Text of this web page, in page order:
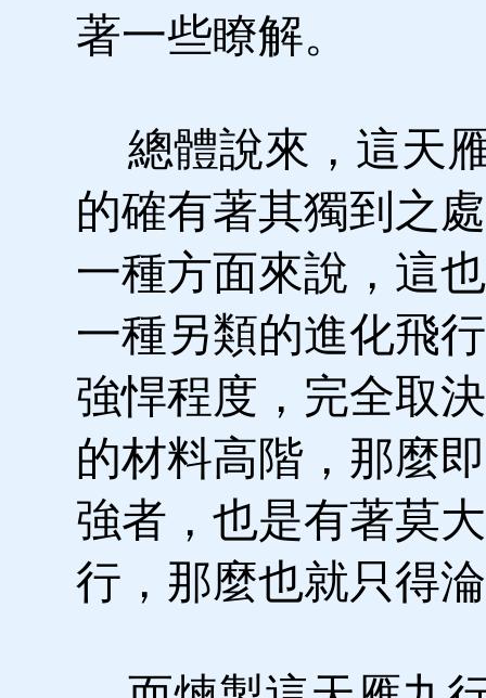
著一些瞭解。
總體說來，這天
的確有著其獨到之
一種方面來說，這
一種另類的進化飛
強悍程度，完全取
的材料高階，那麼
強者，也是有著莫
行，那麼也就只得